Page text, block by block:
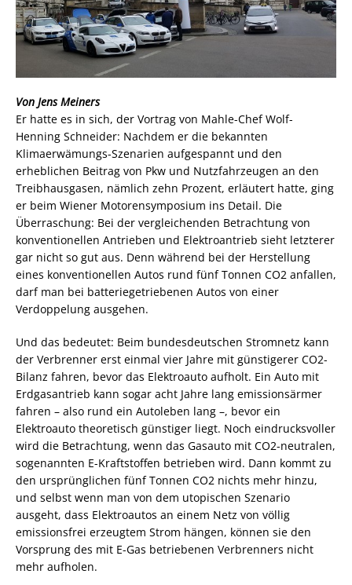
Von Jens Meiners
Er hatte es in sich, der Vortrag von Mahle-Chef Wolf-
Henning Schneider: Nachdem er die bekannten
Klimaerwämungs-Szenarien aufgespannt und den
erheblichen Beitrag von Pkw und Nutzfahrzeugen an den
Treibhausgasen, nämlich zehn Prozent, erläutert hatte, ging
er beim Wiener Motorensymposium ins Detail. Die
Überraschung: Bei der vergleichenden Betrachtung von
konventionellen Antrieben und Elektroantrieb sieht letzterer
gar nicht so gut aus. Denn während bei der Herstellung
eines konventionellen Autos rund fünf Tonnen CO2 anfallen,
darf man bei batteriegetriebenen Autos von einer
Verdoppelung ausgehen.
Und das bedeutet: Beim bundesdeutschen Stromnetz kann
der Verbrenner erst einmal vier Jahre mit günstigerer CO2-
Bilanz fahren, bevor das Elektroauto aufholt. Ein Auto mit
Erdgasantrieb kann sogar acht Jahre lang emissionsärmer
fahren – also rund ein Autoleben lang –, bevor ein
Elektroauto theoretisch günstiger liegt. Noch eindrucksvoller
wird die Betrachtung, wenn das Gasauto mit CO2-neutralen,
sogenannten E-Kraftstoffen betrieben wird. Dann kommt zu
den ursprünglichen fünf Tonnen CO2 nichts mehr hinzu,
und selbst wenn man von dem utopischen Szenario
ausgeht, dass Elektroautos an einem Netz von völlig
emissionsfrei erzeugtem Strom hängen, können sie den
Vorsprung des mit E-Gas betriebenen Verbrenners nicht
mehr aufholen.